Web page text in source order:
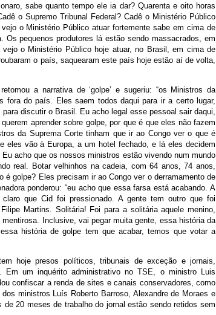
sabe quanto tempo ele ia dar? Quarenta e oito horas
o Supremo Tribunal Federal? Cadê o Ministério Público
o Ministério Público atuar fortemente sabe em cima de
Os pequenos produtores lá estão sendo massacrados, em
o Ministério Público hoje atuar, no Brasil, em cima de
o país, saquearam este país hoje estão aí de volta,
a narrativa de ‘golpe’ e sugeriu: “os Ministros da
fora do país. Eles saem todos daqui para ir a certo lugar,
discutir o Brasil. Eu acho legal esse pessoal sair daqui,
aprender sobre golpe, por que é que eles não fazem
da Suprema Corte tinham que ir ao Congo ver o que é
eles vão à Europa, a um hotel fechado, e lá eles decidem
acho que os nossos ministros estão vivendo num mundo
real. Botar velhinhos na cadeia, com 64 anos, 74 anos,
golpe? Eles precisam ir ao Congo ver o derramamento de
ponderou: “eu acho que essa farsa está acabando. A
que Cid foi pressionado. A gente tem outro que foi
Martins. Solitária! Foi para a solitária aquele menino,
Inclusive, vai pegar muita gente, essa história da
história de golpe tem que acabar, temos que votar a
hoje presos políticos, tribunais de exceção e jornais,
Em um inquérito administrativo no TSE, o ministro Luis
confiscar a renda de sites e canais conservadores, como
ministros Luís Roberto Barroso, Alexandre de Moraes e
20 meses de trabalho do jornal estão sendo retidos sem